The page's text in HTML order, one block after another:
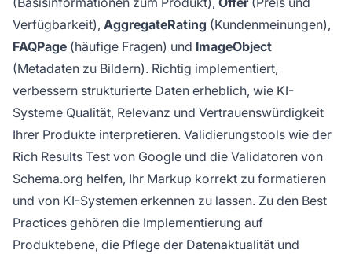
Verfügbarkeit), AggregateRating (Kundenmeinungen),
FAQPage (häufige Fragen) und ImageObject
(Metadaten zu Bildern). Richtig implementiert,
verbessern strukturierte Daten erheblich, wie KI-
Systeme Qualität, Relevanz und Vertrauenswürdigkeit
Ihrer Produkte interpretieren. Validierungstools wie der
Rich Results Test von Google und die Validatoren von
Schema.org helfen, Ihr Markup korrekt zu formatieren
und von KI-Systemen erkennen zu lassen. Zu den Best
Practices gehören die Implementierung auf
Produktebene, die Pflege der Datenaktualität und